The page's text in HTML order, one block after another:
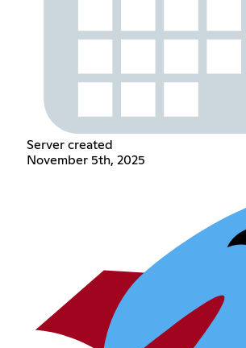
Server created
November 5th, 2025